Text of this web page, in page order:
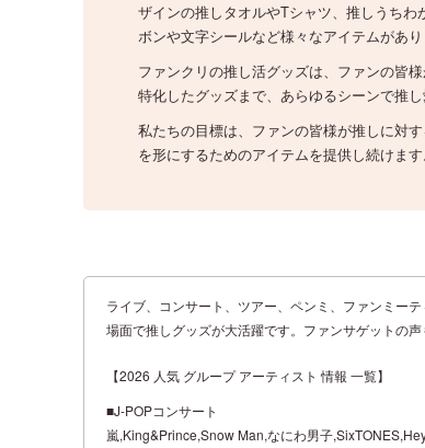
ザインの推しタオルやTシャツ、推しうち
ボンや文字シールなど様々なアイテムがあ
ファンクリの推し活グッズは、ファンの皆
特化したグッズまで、あらゆるシーンで推
私たちの目標は、ファンの皆様が推しに対
を形にするためのアイテムを提供し続けま
ライブ、コンサート、ツアー、ペンミ、ファンミー
場面で推しグッズが大活躍です。ファンサゲットの声
【2026 人気 グループ アーティスト 情報 一覧】
■J-POPコンサート
嵐,King&Prince,Snow Man,なにわ男子